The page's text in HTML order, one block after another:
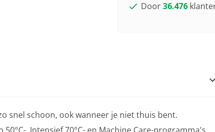
Door36.476
snel schoon, ook wanneer je niet thuis bent.